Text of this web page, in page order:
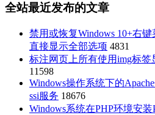
全站最近发布的文章
禁用或恢复Windows 10+右
直接显示全部选项 4831
标注网页上所有使用img标
11598
Windows操作系统下的
ssi服务 18676
Windows系统在PHP环境安